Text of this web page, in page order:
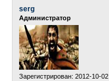
serg
Администратор
Зарегистрирован: 2012-10-02